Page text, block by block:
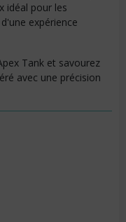
idéal pour les
expérience
Tank et savourez
avec une précision